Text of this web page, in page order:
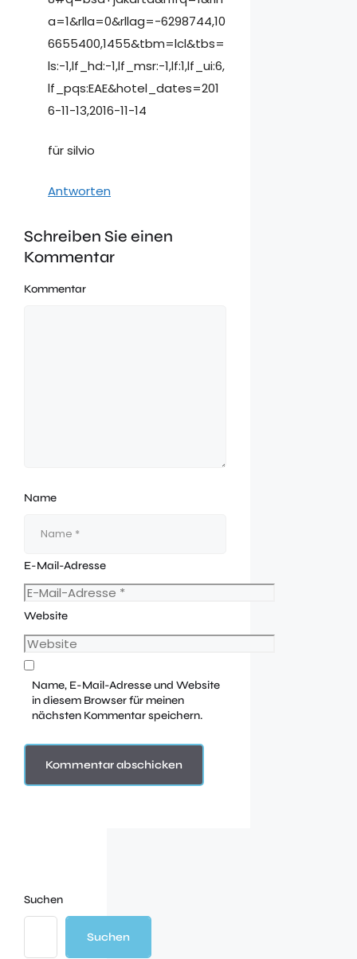
a=1&rlla=0&rllag=-6298744,10
6655400,1455&tbm=lcl&tbs=
ls:-1,lf_hd:-1,lf_msr:-1,lf:1,lf_ui:6,
lf_pqs:EAE&hotel_dates=201
6-11-13,2016-11-14
für silvio
Antworten
Schreiben Sie einen
Kommentar
Kommentar
Name
E-Mail-Adresse
Website
Name, E-Mail-Adresse und Website
in diesem Browser für meinen
nächsten Kommentar speichern.
Suchen
Suchen